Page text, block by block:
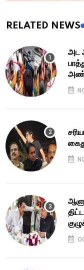
RELATED NEWS
அட